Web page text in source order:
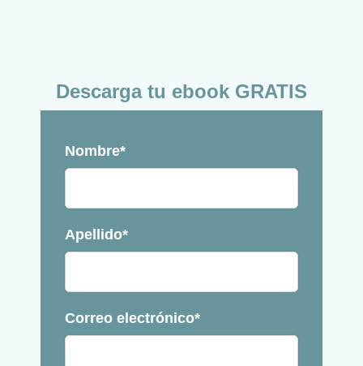
Descarga tu ebook GRATIS
Nombre*
Apellido*
Correo electrónico*